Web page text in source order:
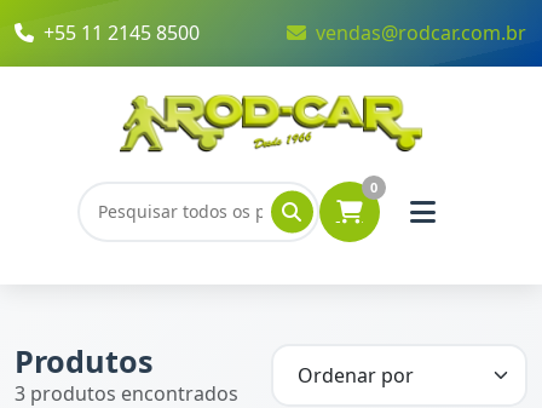
+55 11 2145 8500 vendas@rodcar.com.br
0
Produtos
3 produtos encontrados